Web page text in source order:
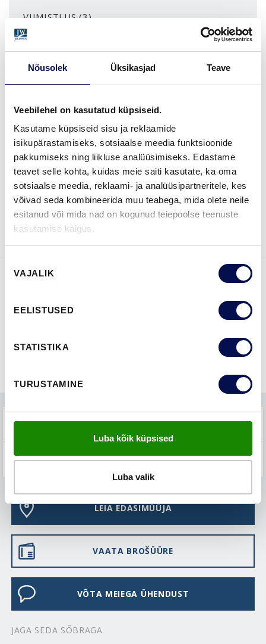
Nõusolek Üksikasjad Teave
Veebilehel on kasutatud küpsiseid.
Kasutame küpsiseid sisu ja reklaamide
isikupärastamiseks, sotsiaalse meedia funktsioonide
pakkumiseks ning liikluse analüüsimiseks. Edastame
teavet selle kohta, kuidas meie saiti kasutate, ka oma
sotsiaalse meedia, reklaami- ja analüüsipartneritele, kes
võivad seda kombineerida muu teabega, mida olete neile
esitanud või mida nad on kogunud teiepoolse teenuste
kasutamise käigus.
valik
VAJALIK
EELISTUSED
STATISTIKA
TURUSTAMINE
Luba kõik küpsised
Luba valik
VIIMISTLUS (3)
NCS S0502-Y
MÕÕDUD
LEIA EDASIMÜÜJA
VAATA
BROŠÜÜRE
Võta meiega
ühendust
TEHNILINE KIRJELDUS
KKK-D
LEIA EDASIMÜÜJA
VAATA BROŠÜÜRE
VÕTA MEIEGA ÜHENDUST
JAGA SEDA SÕBRAGA